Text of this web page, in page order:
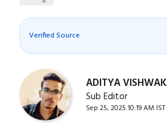
Verified Source
ADITYA
Sub Editor
Sep 25, 2025 10:19 AM IST